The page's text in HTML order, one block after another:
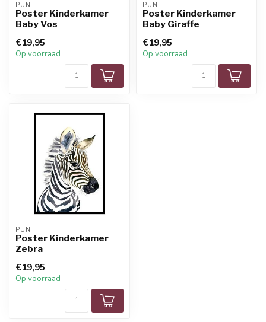
PUNT
Poster Kinderkamer
Baby Vos
€19,95
Op voorraad
PUNT
Poster Kinderkamer
Baby Giraffe
€19,95
Op voorraad
PUNT
Poster Kinderkamer
Zebra
€19,95
Op voorraad